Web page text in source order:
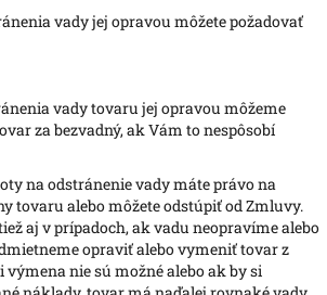
vady jej opravou môžete požadovať
vady tovaru jej opravou môžeme
za bezvadný, ak Vám to nespôsobí
na odstránenie vady máte právo na
tovaru alebo môžete odstúpiť od Zmluvy.
aj v prípadoch, ak vadu neopravíme alebo
opraviť alebo vymeniť tovar z
výmena nie sú možné alebo ak by si